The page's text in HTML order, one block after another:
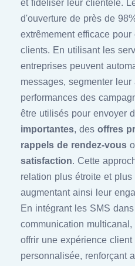
et fidéliser leur clientèle.
d'ouverture de près de
extrêmement efficace
clients. En utilisant les
entreprises peuvent
messages, segmenter
performances des
être utilisés pour envoyer
importantes, des offres
rappels de rendez-vous
satisfaction. Cette
relation plus étroite et
augmentant ainsi leur
En intégrant les SMS
communication
offrir une expérience client
personnalisée, renforçant